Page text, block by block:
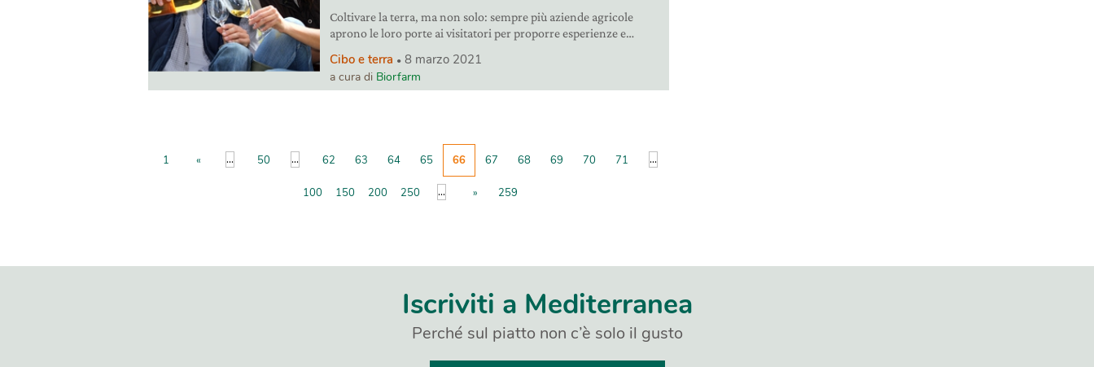
Coltivare la terra, ma non solo: sempre più aziende agricole
aprono le loro porte ai visitatori per proporre esperienze e
Cibo e terra 8 marzo 2021
a cura di Biorfarm
1 « ... 50 ... 62 63 64 65 66 67 68 69 70 71 ...
100 150 200 250 ... » 259
Iscriviti a Mediterranea
Perché sul piatto non c’è solo il gusto